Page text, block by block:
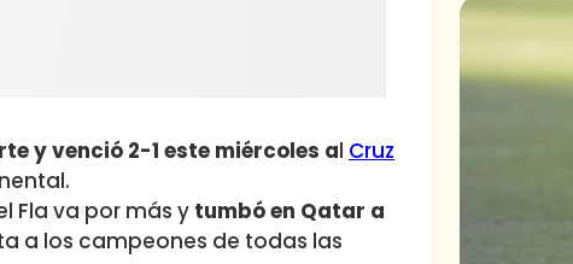
y venció 2-1 este miércoles al Cruz
Fla va por más y tumbó en Qatar a
a los campeones de todas las